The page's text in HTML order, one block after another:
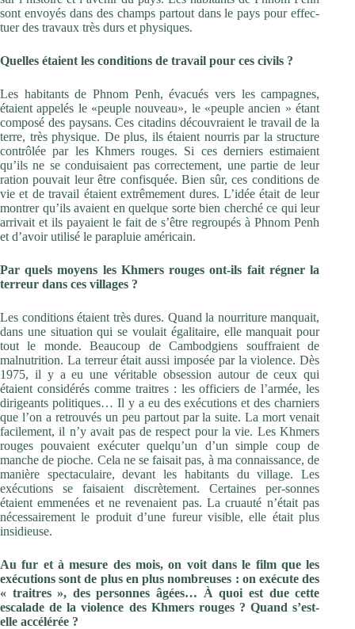
sont envoyés dans des champs partout dans le pays pour effec-
tuer des travaux très durs et physiques.
Quelles étaient les conditions de travail pour ces civils ?
Les habitants de Phnom Penh, évacués vers les campagnes,
étaient appelés le «peuple nouveau», le «peuple ancien » étant
composé des paysans. Ces citadins découvraient le travail de la
terre, très physique. De plus, ils étaient nourris par la structure
contrôlée par les Khmers rouges. Si ces derniers estimaient
qu’ils ne se conduisaient pas correctement, une partie de leur
ration pouvait leur être confisquée. Bien sûr, ces conditions de
vie et de travail étaient extrêmement dures. L’idée était de leur
montrer qu’ils avaient en quelque sorte bien cherché ce qui leur
arrivait et ils payaient le fait de s’être regroupés à Phnom Penh
et d’avoir utilisé le parapluie américain.
Par quels moyens les Khmers rouges ont-ils fait régner la
terreur dans ces villages ?
Les conditions étaient très dures. Quand la nourriture manquait,
dans une situation qui se voulait égalitaire, elle manquait pour
tout le monde. Beaucoup de Cambodgiens souffraient de
malnutrition. La terreur était aussi imposée par la violence. Dès
1975, il y a eu une véritable obsession autour de ceux qui
étaient considérés comme traitres : les officiers de l’armée, les
dirigeants politiques… Il y a eu des exécutions et des charniers
que l’on a retrouvés un peu partout par la suite. La mort venait
facilement, il n’y avait pas de respect pour la vie. Les Khmers
rouges pouvaient exécuter quelqu’un d’un simple coup de
manche de pioche. Cela ne se faisait pas, à ma connaissance, de
manière spectaculaire, devant les habitants du village. Les
exécutions se faisaient discrètement. Certaines per-sonnes
étaient emmenées et ne revenaient pas. La cruauté n’était pas
nécessairement le produit d’une fureur visible, elle était plus
insidieuse.
Au fur et à mesure des mois, on voit dans le film que les
exécutions sont de plus en plus nombreuses : on exécute des
« traitres », des personnes âgées… À quoi est due cette
escalade de la violence des Khmers rouges ? Quand s’est-
elle accélérée ?